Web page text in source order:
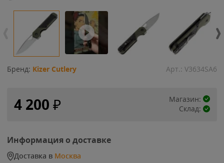
Бренд: Kizer Cutlery Арт.: V3634SA6
4 200 ₽
Магазин:
Склад:
Информация о доставке
Доставка в Москва